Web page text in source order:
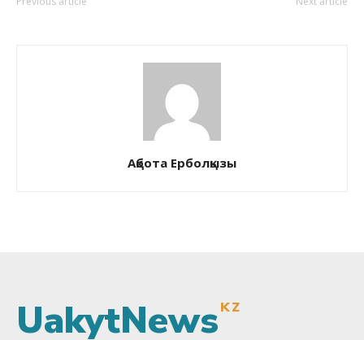
Ақбота Ерболқызы
UakytNewsKZ